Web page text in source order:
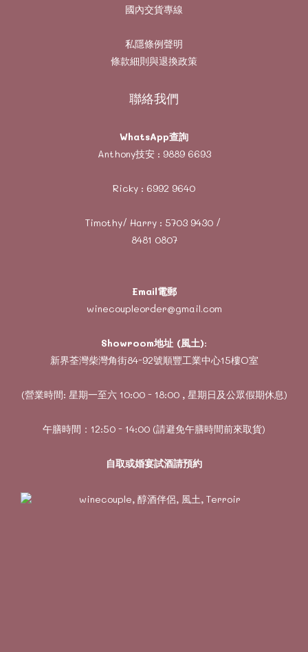
國內交貨專線
私隱條例聲明
條款細則與退換政策
聯絡我們
WhatsApp查詢
Anthony技安 : 9889 6693
Ricky : 6992 9640
Timothy/ Harry : 5703 9430/
8481 0807
Email電郵
winecoupleorder@gmail.com
Showroom地址 (風土):
新界荃灣柴灣角街84-92號順豐工業中心15樓O室
(營業時間: 星期一至六 10:00 - 18:00 , 星期日及公眾假期休息)
午膳時間：12:50 - 14:00 (請避免午膳時間前來取貨)
自取或婚宴試酒請預約